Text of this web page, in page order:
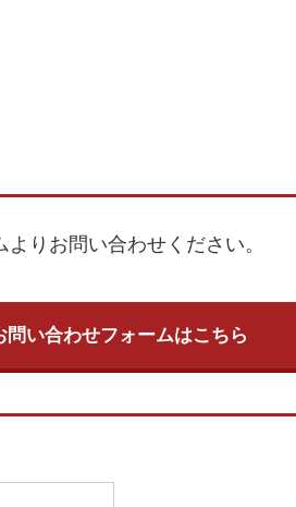
りお問い合わせください。
問い合わせフォームはこちら